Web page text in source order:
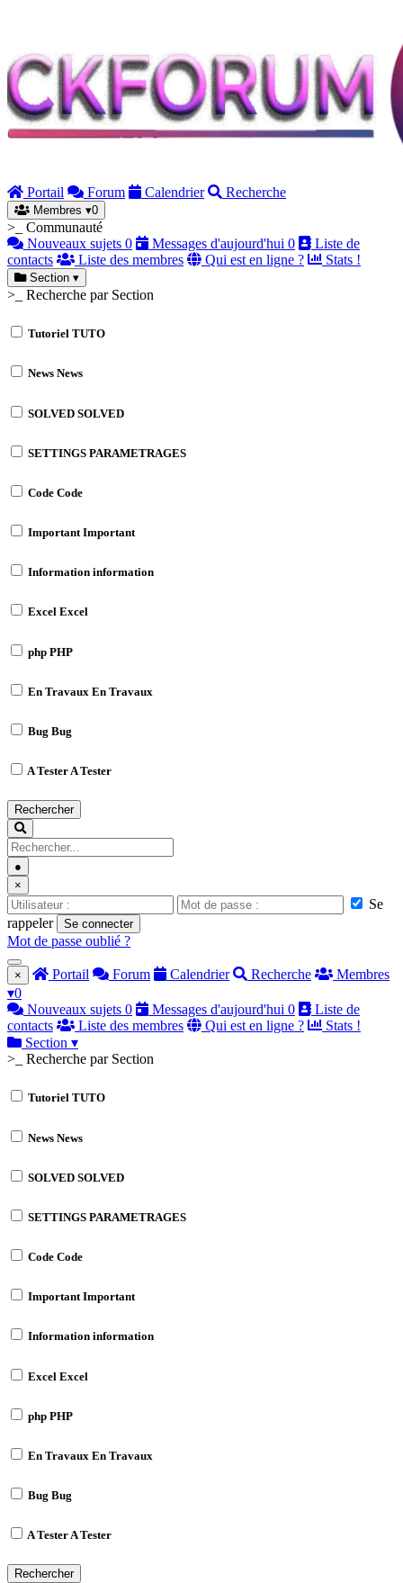
Portail Forum Calendrier Recherche
Membres ▾0
>_ Communauté
Nouveaux sujets 0 Messages d'aujourd'hui 0
Liste de
contacts
Liste des membres Qui est en ligne ? Stats !
Section ▾
>_ Recherche par Section
Tutoriel TUTO
News News
SOLVED SOLVED
SETTINGS PARAMETRAGES
Code Code
ImportantImportant
Information information
Excel Excel
php PHP
En Travaux En Travaux
Bug Bug
A TesterA Tester
Rechercher
●
×
Se
rappeler
Se connecter
Mot de passe oublié ?
× Portail Forum Calendrier Recherche
Membres
▾0
Nouveaux sujets 0 Messages d'aujourd'hui 0
Liste de
contacts
Liste des membres Qui est en ligne ?
Stats !
Section ▾
>_ Recherche par Section
Tutoriel TUTO
News News
SOLVED SOLVED
SETTINGS PARAMETRAGES
Code Code
ImportantImportant
Information information
Excel Excel
php PHP
En Travaux En Travaux
Bug Bug
A TesterA Tester
Rechercher